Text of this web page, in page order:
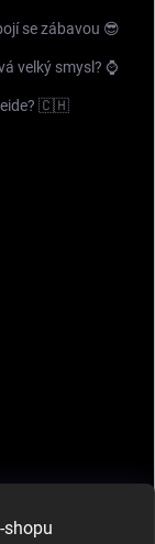
shopu
se zábavou 😎
velký smysl? ⌚️
🇨🇭